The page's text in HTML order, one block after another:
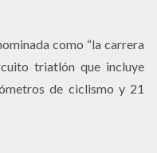
como “la carrera
triatlón que incluye
de ciclismo y 21